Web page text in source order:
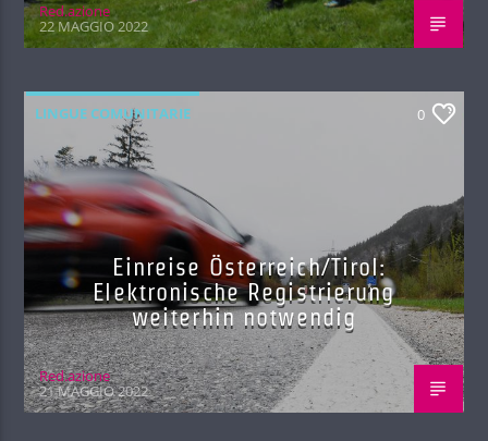
Red.azione
22 MAGGIO 2022
LINGUE COMUNITARIE 0
Einreise Österreich/Tirol:
Elektronische Registrierung
weiterhin notwendig
Red.azione
21 MAGGIO 2022